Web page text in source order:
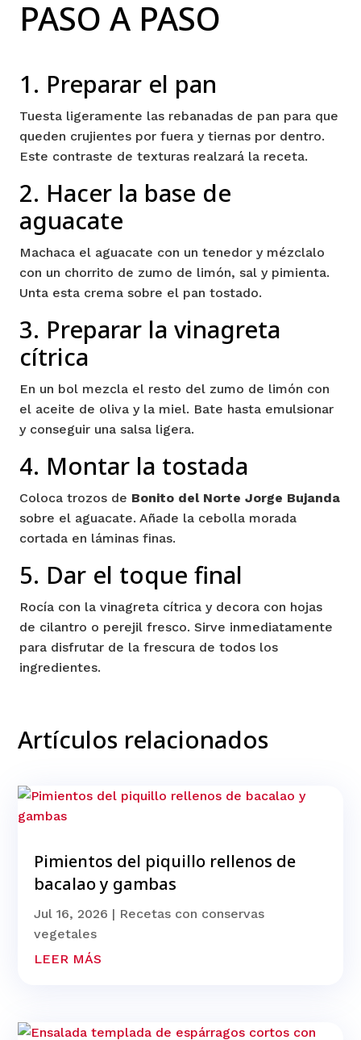
PASO A PASO
1. Preparar el pan
Tuesta ligeramente las rebanadas de pan para que
queden crujientes por fuera y tiernas por dentro.
Este contraste de texturas realzará la receta.
2. Hacer la base de
aguacate
Machaca el aguacate con un tenedor y mézclalo
con un chorrito de zumo de limón, sal y pimienta.
Unta esta crema sobre el pan tostado.
3. Preparar la vinagreta
cítrica
En un bol mezcla el resto del zumo de limón con
el aceite de oliva y la miel. Bate hasta emulsionar
y conseguir una salsa ligera.
4. Montar la tostada
Coloca trozos de Bonito del Norte Jorge Bujanda
sobre el aguacate. Añade la cebolla morada
cortada en láminas finas.
5. Dar el toque final
Rocía con la vinagreta cítrica y decora con hojas
de cilantro o perejil fresco. Sirve inmediatamente
para disfrutar de la frescura de todos los
ingredientes.
Artículos relacionados
Pimientos del piquillo rellenos de
bacalao y gambas
Jul 16, 2026 | Recetas con conservas
vegetales
LEER MÁS